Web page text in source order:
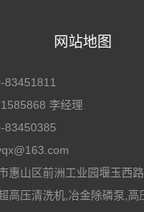
网站地图
83451811
李经理
83450385
惠山区前洲工业园堰玉西
高压清洗机,冶金除磷泵,高